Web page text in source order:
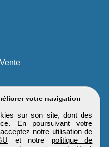
votre navigation
sur son site, dont des
En poursuivant votre
notre utilisation de
et notre politique de